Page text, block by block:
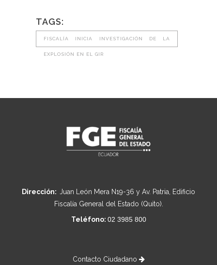
TAGS:
FISCALÍA INICIA INVESTIGACIÓN DE LA
EXPLOSIÓN EN EL GIR
Dirección: Juan León Mera N19-36 y Av. Patria, Edificio
Fiscalía General del Estado (Quito).
Teléfono: 02 3985 800
Contacto Ciudadano